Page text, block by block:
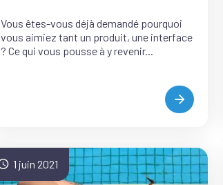
catégorie
Vous êtes-vous déjà demandé pourquoi
vous aimiez tant un produit, une interface
? Ce qui vous pousse à y revenir...
MICRO-
1 juin 2021